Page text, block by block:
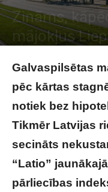
Zināms,
mājokļus
Galvaspilsētas
pēc kārtas
notiek bez
Tikmēr Latvijas
secināts
“Latio”
pārliecības